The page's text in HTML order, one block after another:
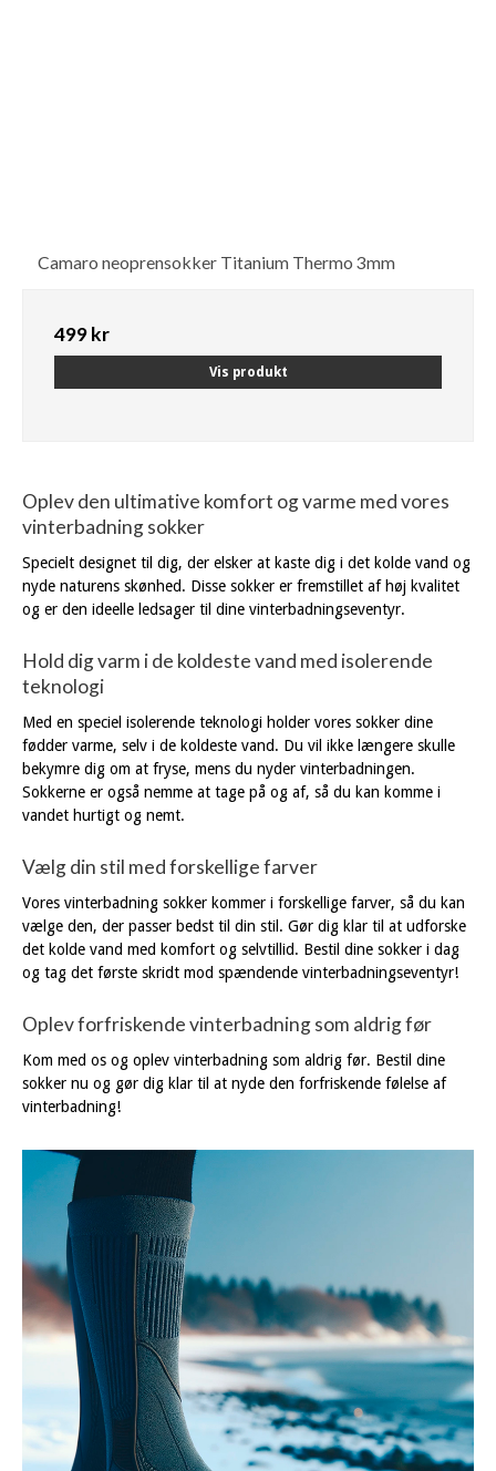
Camaro neoprensokker Titanium Thermo 3mm
499 kr
Vis produkt
Oplev den ultimative komfort og varme med vores
vinterbadning sokker
Specielt designet til dig, der elsker at kaste dig i det kolde vand og
nyde naturens skønhed. Disse sokker er fremstillet af høj kvalitet
og er den ideelle ledsager til dine vinterbadningseventyr.
Hold dig varm i de koldeste vand med isolerende
teknologi
Med en speciel isolerende teknologi holder vores sokker dine
fødder varme, selv i de koldeste vand. Du vil ikke længere skulle
bekymre dig om at fryse, mens du nyder vinterbadningen.
Sokkerne er også nemme at tage på og af, så du kan komme i
vandet hurtigt og nemt.
Vælg din stil med forskellige farver
Vores vinterbadning sokker kommer i forskellige farver, så du kan
vælge den, der passer bedst til din stil. Gør dig klar til at udforske
det kolde vand med komfort og selvtillid. Bestil dine sokker i dag
og tag det første skridt mod spændende vinterbadningseventyr!
Oplev forfriskende vinterbadning som aldrig før
Kom med os og oplev vinterbadning som aldrig før. Bestil dine
sokker nu og gør dig klar til at nyde den forfriskende følelse af
vinterbadning!